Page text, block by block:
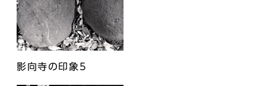
影向寺の印象5